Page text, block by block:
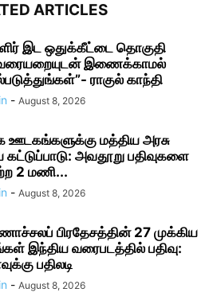
ARTICLES
இட ஒதுக்கீட்டை தொகுதி
இணைக்காமல்
ராகுல் காந்தி
- August 8, 2026
ஊடகங்களுக்கு மத்திய அரசு
கட்டுப்பாடு: அவதூறு பதிவுகளை
2 மணி...
- August 8, 2026
பிரதேசத்தின் 27 முக்கிய
இந்திய வரைபடத்தில் பதிவு:
பதிலடி
- August 8, 2026